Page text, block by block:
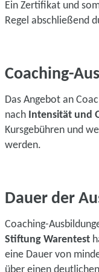
Ein Zertifikat und
Regel abschließend
Coaching-
Das Angebot an
nach Intensität und
Kursgebühren und
werden.
Dauer der
Coaching-
Stiftung Warentest
eine Dauer von